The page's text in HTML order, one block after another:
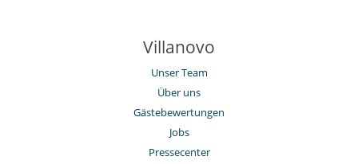
Villanovo
Unser Team
Über uns
Gästebewertungen
Jobs
Pressecenter